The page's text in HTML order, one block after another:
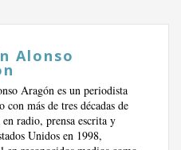
Alonso
Aragón es un periodista
con más de tres décadas de
radio, prensa escrita y
Unidos en 1998,